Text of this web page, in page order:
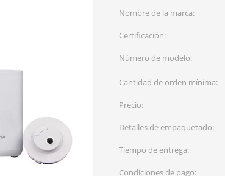
Nombre de la marca:
Certificación:
Número de modelo:
Cantidad de orden mínima:
Precio:
Detalles de empaquetado:
Tiempo de entrega:
Condiciones de pago: